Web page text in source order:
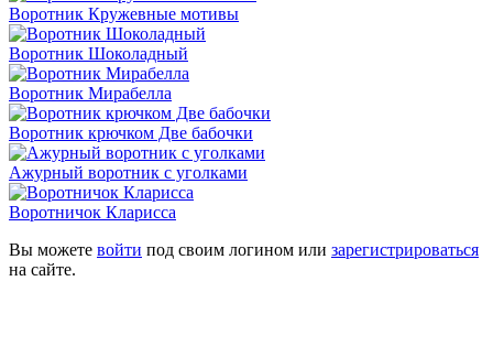
Воротник Кружевные мотивы
Воротник Шоколадный
Воротник Мирабелла
Воротник крючком Две бабочки
Ажурный воротник с уголками
Воротничок Кларисса
Вы можете войти под своим логином или зарегистрироваться
на сайте.